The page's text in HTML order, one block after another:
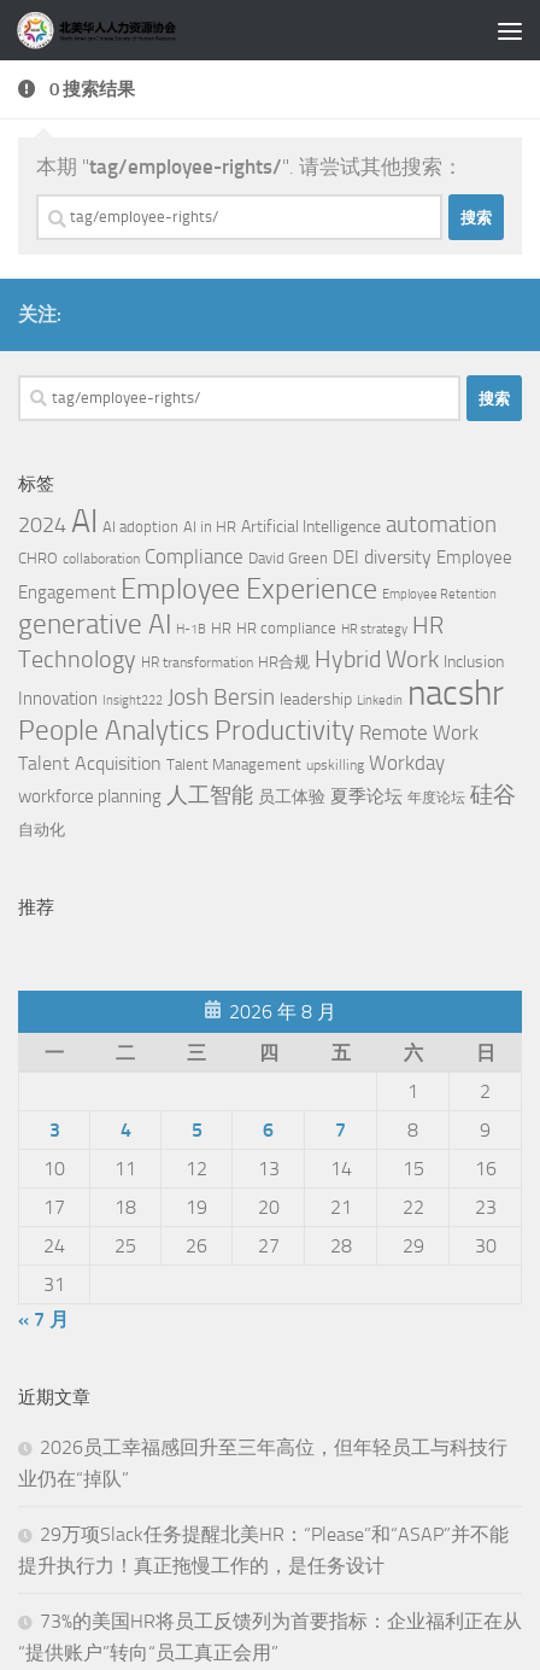
跳至内容
0 搜索结果
本期 "tag/employee-rights/". 请尝试其他搜索：
搜
索：
关注:
搜
索：
标签
2024 AI AI adoption AI in HR Artificial Intelligence automation
CHRO collaboration Compliance David Green DEI diversity Employee
Engagement Employee Experience Employee Retention
generative AI H-1B HR HR compliance HR strategy HR
Technology HR transformation HR合规 Hybrid Work Inclusion
Innovation Insight222 Josh Bersin leadership Linkedin nacshr
People Analytics Productivity Remote Work
Talent Acquisition Talent Management upskilling Workday
workforce planning 人工智能 员工体验 夏季论坛 年度论坛 硅谷
自动化
推荐
2026 年 8 月
一
二 三 四 五 六
日
1
2
3
4 5 6 7 8
9
10
11 12 13 14 15
16
17
18 19 20 21 22
23
24
25 26 27 28 29
30
31
« 7 月
近期文章
2026员工幸福感回升至三年高位，但年轻员工与科技行
业仍在“掉队”
29万项Slack任务提醒北美HR：“Please”和“ASAP”并不能
提升执行力！真正拖慢工作的，是任务设计
73%的美国HR将员工反馈列为首要指标：企业福利正在从
“提供账户”转向“员工真正会用”